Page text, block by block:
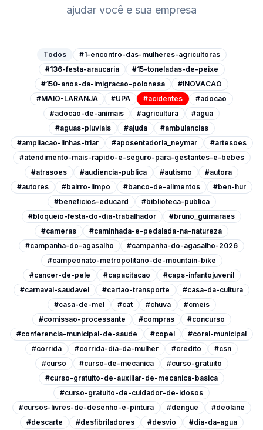
ajudar você e sua empresa
Todos
#1-encontro-das-mulheres-agricultoras
#136-festa-araucaria
#15-toneladas-de-peixe
#150-anos-da-imigracao-polonesa
#INOVACAO
#MAIO-LARANJA
#UPA #acidentes
#adocao
#adocao-de-animais
#agricultura
#agua
#aguas-pluviais
#ajuda
#ambulancias
#ampliacao-linhas-triar
#aposentadoria_neymar
#artesoes
#atendimento-mais-rapido-e-seguro-para-gestantes-e-bebes
#atrasoes
#audiencia-publica #autismo
#autora
#autores
#bairro-limpo #banco-de-alimentos
#ben-hur
#beneficios-educard
#biblioteca-publica
#bloqueio-festa-do-dia-trabalhador
#bruno_guimaraes
#cameras
#caminhada-e-pedalada-na-natureza
#campanha-do-agasalho
#campanha-do-agasalho-2026
#campeonato-metropolitano-de-mountain-bike
#cancer-de-pele
#capacitacao
#caps-infantojuvenil
#carnaval-saudavel
#cartao-transporte
#casa-da-cultura
#casa-de-mel
#cat #chuva
#cmeis
#comissao-processante
#compras
#concurso
#conferencia-municipal-de-saude
#copel
#coral-municipal
#corrida
#corrida-dia-da-mulher #credito
#csn
#curso
#curso-de-mecanica
#curso-gratuito
#curso-gratuito-de-auxiliar-de-mecanica-basica
#curso-gratuito-de-cuidador-de-idosos
#cursos-livres-de-desenho-e-pintura
#dengue
#deolane
#descarte
#desfibriladores #desvio
#dia-da-agua